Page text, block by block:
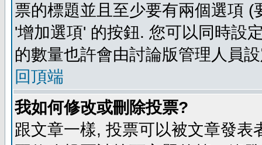
票的標題並且至少要有兩個選項
'增加選項' 的按鈕. 您可以同時設
的數量也許會由討論版管理人員
回頂端
我如何修改或刪除投票?
跟文章一樣, 投票可以被文章發